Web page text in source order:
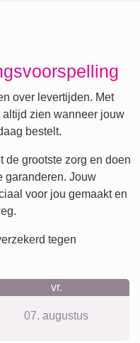
over levertijden. Met
zien wanneer jouw
bestelt.
de grootste zorg en doen
garanderen. Jouw
voor jou gemaakt en
tegen
vr.
07. augustus